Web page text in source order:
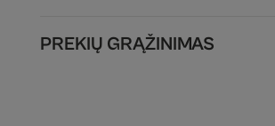
PREKIŲ GRĄŽINIMAS